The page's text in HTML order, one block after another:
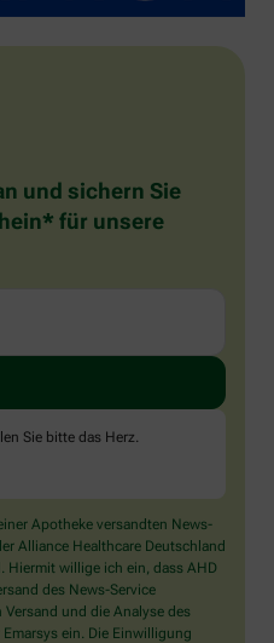
und sichern Sie
für unsere
Sie bitte das Herz
Apotheke versandten News-
Alliance Healthcare Deutschland
Hiermit willige ich ein, dass AHD
des News-Service
und die Analyse des
ein. Die Einwilligung